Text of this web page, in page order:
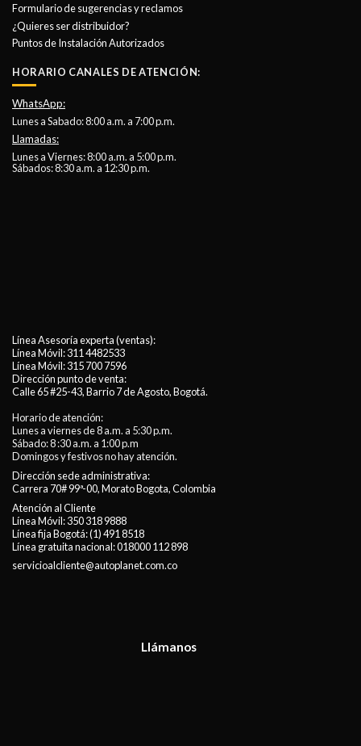
Formulario de sugerencias y reclamos
¿Quieres ser distribuidor?
Puntos de Instalación Autorizados
HORARIO CANALES DE ATENCIÓN:
WhatsApp:
Lunes a Sabado: 8:00 a.m. a 7:00 p.m.
Llamadas:
Lunes a Viernes: 8:00 a.m. a 5:00 p.m.
Sábados: 8:30 a.m. a 12:30 p.m.
Línea Asesoría experta (ventas):
Línea Móvil:311 4482533
Línea Móvil:315 700 7596
Dirección punto de venta:
Calle 65 #25-43, Barrio 7 de Agosto, Bogotá.
Horario de atención:
Lunes a viernes de 8 a.m. a 5:30 p.m.
Sábado: 8 :30 a.m. a 1:00 p.m
Domingos y festivos no hay atención.
Dirección sede administrativa:
Carrera 70# 99ª-00, Morato Bogota, Colombia
Atención al Cliente
Línea Móvil:350 318 9888
Línea fija Bogotá:(1) 491 8518
Línea gratuita nacional:018000 112 898
servicioalcliente@autoplanet.com.co
Llámanos